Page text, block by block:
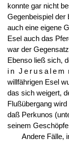
konnte gar nicht
Gegenbeispiel der
auch eine eigene
Esel auch das
war der
Ebenso ließ sich,
in Jerusalem
willfährigen Esel
das sich weigert,
Flußübergang
daß Perkunos
seinem
Andere Fälle,